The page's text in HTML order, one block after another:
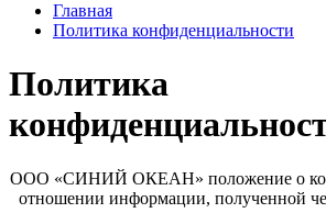
Главная
Политика конфиденциальности
Политика
ООО «СИНИЙ ОКЕАН» положение о
отношении информации, полученной